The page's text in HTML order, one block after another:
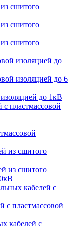
сшитого
сшитого
сшитого
изоляцией до
изоляцией до 6
до 1кВ
пластмассовой
из сшитого
из сшитого
кабелей с
с пластмассовой
кабелей с